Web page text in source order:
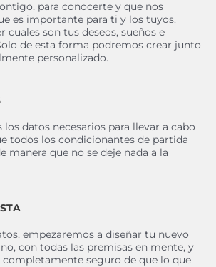
para conocerte y que nos
es importante para ti y los tuyos.
cuales son tus deseos, sueños e
de esta forma podremos crear junto
personalizado.
datos necesarios para llevar a cabo
todos los condicionantes de partida
manera que no se deje nada a la
empezaremos a diseñar tu nuevo
con todas las premisas en mente, y
completamente seguro de que lo que